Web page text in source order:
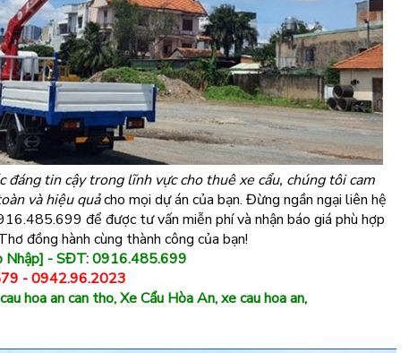
đáng tin cậy trong lĩnh vực cho thuê xe cẩu, chúng tôi cam
và hiệu quảcho mọi dự án của bạn. Đừng ngần ngại liên hệ
để được tư vấn miễn phí và nhận báo giá phù hợp
đồng hành cùng thành công của bạn!
Nhập] - SĐT: 0916.485.699
- 0942.96.2023
hoa an can tho, Xe Cẩu Hòa An, xe cau hoa an,